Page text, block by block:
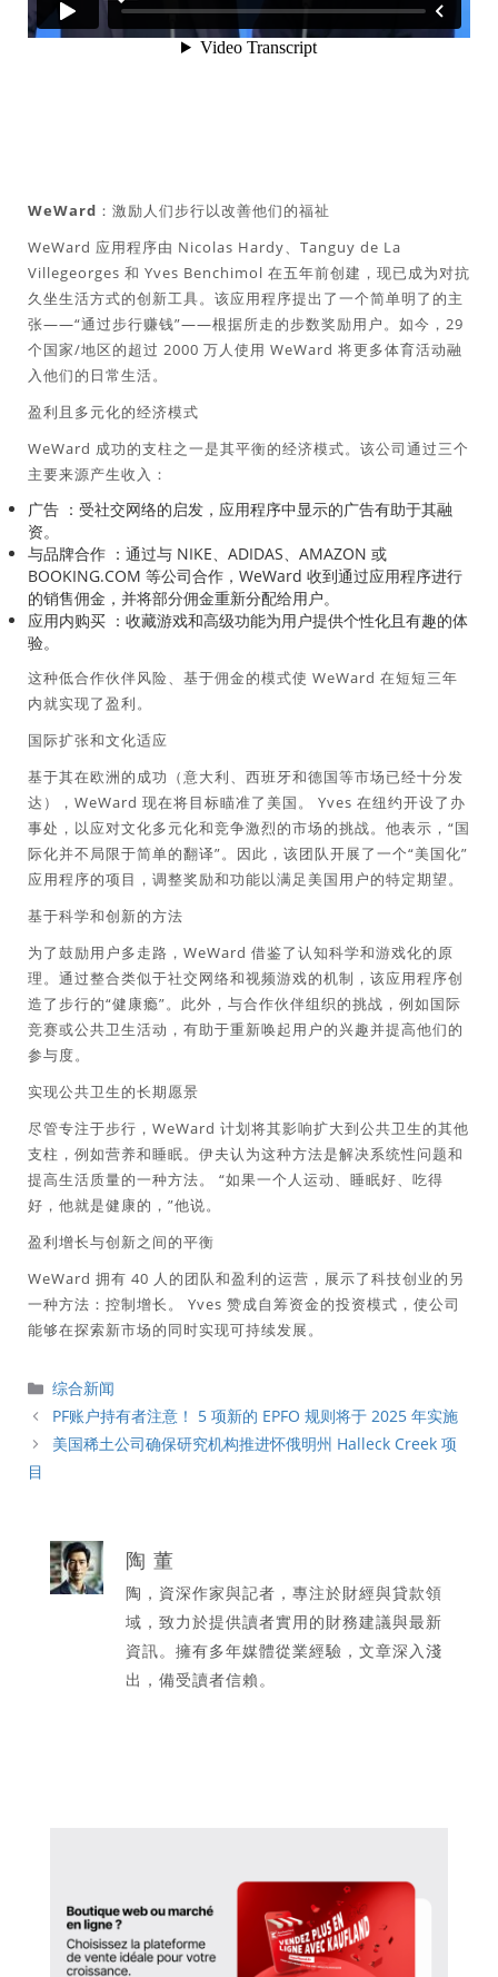
WeWard：激励人们步行以改善他们的福祉
WeWard 应用程序由 Nicolas Hardy、Tanguy de La
Villegeorges 和 Yves Benchimol 在五年前创建，现已成为对抗
久坐生活方式的创新工具。该应用程序提出了一个简单明了的主
张——“通过步行赚钱”——根据所走的步数奖励用户。如今，29
个国家/地区的超过 2000 万人使用 WeWard 将更多体育活动融
入他们的日常生活。
盈利且多元化的经济模式
WeWard 成功的支柱之一是其平衡的经济模式。该公司通过三个
主要来源产生收入：
广告 ：受社交网络的启发，应用程序中显示的广告有助于其融
资。
与品牌合作 ：通过与 NIKE、ADIDAS、AMAZON 或
BOOKING.COM 等公司合作，WeWard 收到通过应用程序进行
的销售佣金，并将部分佣金重新分配给用户。
应用内购买 ：收藏游戏和高级功能为用户提供个性化且有趣的体
验。
这种低合作伙伴风险、基于佣金的模式使 WeWard 在短短三年
内就实现了盈利。
国际扩张和文化适应
基于其在欧洲的成功（意大利、西班牙和德国等市场已经十分发
达），WeWard 现在将目标瞄准了美国。 Yves 在纽约开设了办
事处，以应对文化多元化和竞争激烈的市场的挑战。他表示，“国
际化并不局限于简单的翻译”。因此，该团队开展了一个“美国化”
应用程序的项目，调整奖励和功能以满足美国用户的特定期望。
基于科学和创新的方法
为了鼓励用户多走路，WeWard 借鉴了认知科学和游戏化的原
理。通过整合类似于社交网络和视频游戏的机制，该应用程序创
造了步行的“健康瘾”。此外，与合作伙伴组织的挑战，例如国际
竞赛或公共卫生活动，有助于重新唤起用户的兴趣并提高他们的
参与度。
实现公共卫生的长期愿景
尽管专注于步行，WeWard 计划将其影响扩大到公共卫生的其他
支柱，例如营养和睡眠。伊夫认为这种方法是解决系统性问题和
提高生活质量的一种方法。 “如果一个人运动、睡眠好、吃得
好，他就是健康的，”他说。
盈利增长与创新之间的平衡
WeWard 拥有 40 人的团队和盈利的运营，展示了科技创业的另
一种方法：控制增长。 Yves 赞成自筹资金的投资模式，使公司
能够在探索新市场的同时实现可持续发展。
分
類
综合新闻
PF账户持有者注意！ 5 项新的 EPFO 规则将于 2025 年实施
美国稀土公司确保研究机构推进怀俄明州 Halleck Creek 项
目
陶 董
陶，資深作家與記者，專注於財經與貸款領
域，致力於提供讀者實用的財務建議與最新
資訊。擁有多年媒體從業經驗，文章深入淺
出，備受讀者信賴。